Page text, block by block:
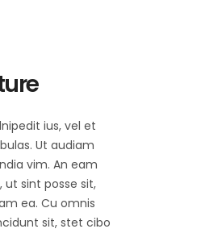
ius, vel et
Ut audiam
vim. An eam
ut sint posse sit,
ea. Cu omnis
sit, stet cibo